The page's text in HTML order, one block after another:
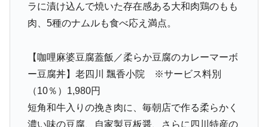
ラに漬け込んで焼いた存在感ある大和肉鶏のもも
肉、5種のナムルも食べ応え満点。
【咖哩麻婆豆腐蓋飯／柔らか豆腐のカレーマーボ
ー豆腐丼】老四川 飄香小院 ※サービス料別
（10％）1,980円
短角和牛入りの挽き肉に、毎朝店で作る柔らかく
濃い味の豆腐、自家製豆板醤、さらに四川特産の